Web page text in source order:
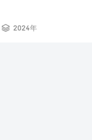
 2024年